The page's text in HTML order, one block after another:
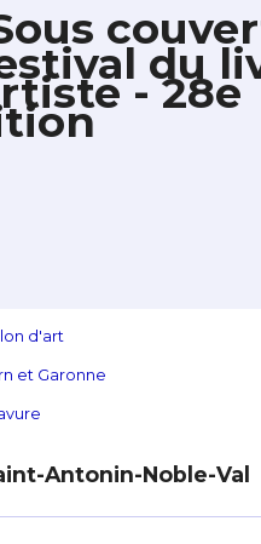
du
- 28e
d'art
et Garonne
Antonin-Noble-Val